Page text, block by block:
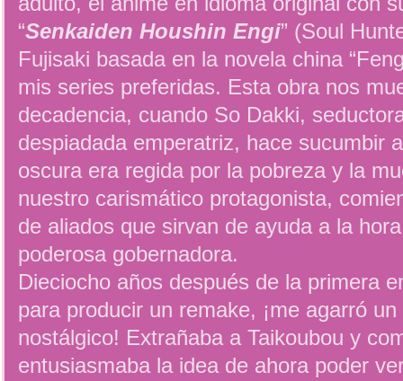
“Senkaiden Houshin Engi” (Soul
Fujisaki basada en la novela china
mis series preferidas. Esta obra nos
decadencia, cuando So Dakki,
despiadada emperatriz, hace sucumbir
oscura era regida por la pobreza y la
nuestro carismático protagonista,
de aliados que sirvan de ayuda a la
poderosa gobernadora.
Dieciocho años después de la primera
para producir un remake, ¡me agarró
nostálgico! Extrañaba a Taikoubou y
entusiasmaba la idea de ahora poder